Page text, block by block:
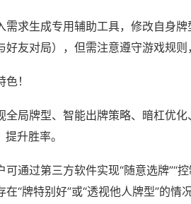
需求生成专用辅助工具，修改自身
友对局），但需注意遵守游戏规则
！
局牌型、智能出牌策略、暗杠优化
升胜率。
通过第三方软件实现“随意选牌”“
“牌特别好”或“透视他人牌型”的